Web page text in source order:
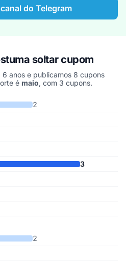
do Telegram
soltar cupom
anos e publicamos 8 cupons
é maio, com 3 cupons.
por mês, somando os últimos 6
médio
2
3
2